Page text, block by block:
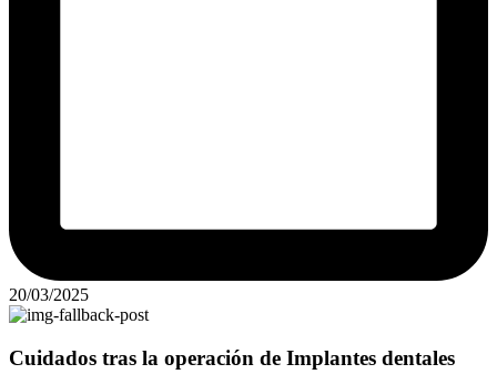
20/03/2025
Cuidados tras la operación de Implantes dentales